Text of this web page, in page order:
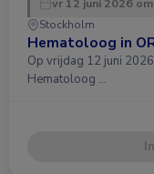
Stockholm
Hematoloog in
Op vrijdag 12 juni
Hematoloog …